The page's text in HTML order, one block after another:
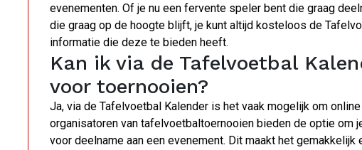
evenementen. Of je nu een fervente speler bent die graag
die graag op de hoogte blijft, je kunt altijd kosteloos de
informatie die deze te bieden heeft.
Kan ik via de Tafelvoetbal
voor toernooien?
Ja, via de Tafelvoetbal Kalender is het vaak mogelijk om
organisatoren van tafelvoetbaltoernooien bieden de optie om
voor deelname aan een evenement. Dit maakt het